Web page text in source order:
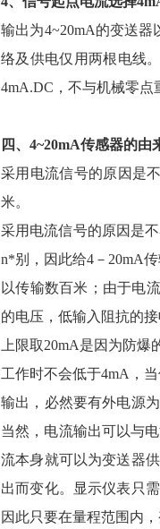
输出为4~20mA的变送
络及供电仅用两根电线
4mA.DC，不与机械零点
四、4~20mA传感器的由
采用电流信号的原因是
米。
采用电流信号的原因是
n*别，因此给4－20mA
以传输数百米；由于电
的电压，低输入阻抗的
上限取20mA是因为防
工作时不会低于4mA，
输出，必然要有外电源
当然，电流输出可以与
流本身就可以为变送器
出而变化。显示仪表只
因此只要在量程范围内